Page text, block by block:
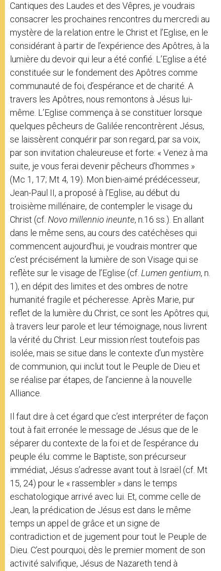
Cantiques des Laudes et des Vêpres, je voudrais
consacrer les prochaines rencontres du mercredi au
mystère de la relation entre le Christ et l’Eglise, en le
considérant à partir de l’expérience des Apôtres, à la
lumière du devoir qui leur a été confié. L’Eglise a été
constituée sur le fondement des Apôtres comme
communauté de foi, d’espérance et de charité. A
travers les Apôtres, nous remontons à Jésus lui-
même. L’Eglise commença à se constituer lorsque
quelques pêcheurs de Galilée rencontrèrent Jésus,
se laissèrent conquérir par son regard, par sa voix,
par son invitation chaleureuse et forte: « Venez à ma
suite, je vous ferai devenir pêcheurs d’hommes »
(Mc 1, 17; Mt 4, 19). Mon bien-aimé prédécesseur,
Jean-Paul II, a proposé à l’Eglise, au début du
troisième millénaire, de contempler le visage du
Christ (cf. Novo millennio ineunte, n.16 ss.). En allant
dans le même sens, au cours des catéchèses qui
commencent aujourd’hui, je voudrais montrer que
c’est précisément la lumière de son Visage qui se
reflète sur le visage de l’Eglise (cf. Lumen gentium, n.
1), en dépit des limites et des ombres de notre
humanité fragile et pécheresse. Après Marie, pur
reflet de la lumière du Christ, ce sont les Apôtres qui,
à travers leur parole et leur témoignage, nous livrent
la vérité du Christ. Leur mission n’est toutefois pas
isolée, mais se situe dans le contexte d’un mystère
de communion, qui inclut tout le Peuple de Dieu et
se réalise par étapes, de l’ancienne à la nouvelle
Alliance.
Il faut dire à cet égard que c’est interpréter de façon
tout à fait erronée le message de Jésus que de le
séparer du contexte de la foi et de l’espérance du
peuple élu: comme le Baptiste, son précurseur
immédiat, Jésus s’adresse avant tout à Israël (cf. Mt
15, 24) pour le « rassembler » dans le temps
eschatologique arrivé avec lui. Et, comme celle de
Jean, la prédication de Jésus est dans le même
temps un appel de grâce et un signe de
contradiction et de jugement pour tout le Peuple de
Dieu. C’est pourquoi, dès le premier moment de son
activité salvifique, Jésus de Nazareth tend à